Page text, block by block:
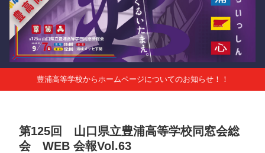
豊浦高等学校からホームページについてのお知らせ！！
第125回 山口県立豊浦高等学校同窓会総
会 WEB 会報Vol.63